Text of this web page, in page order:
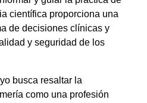
científica proporciona una
de decisiones clínicas y
y seguridad de los
busca resaltar la
como una profesión